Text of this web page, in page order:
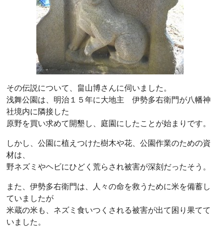
その伝説について、畠山博さんに伺いました。
浅舞公園は、明治１５年に大地主 伊勢多右衛門が八幡神
社境内に隣接した
原野を買い求めて開墾し、庭園にしたことが始まりです。
しかし、公園に植えつけた樹木や花、公園作業のための資
材は、
野ネズミやヘビにひどく荒らされ被害が深刻だったそう。
また、伊勢多右衛門は、人々の命を救うために米を備蓄し
ていましたが
米蔵の米も、ネズミ食いつくされる被害が出て困り果てて
いました。